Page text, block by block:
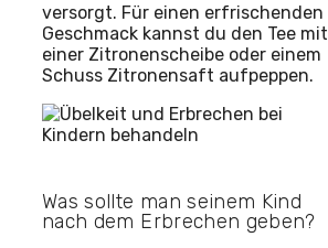
versorgt. Für einen erfrischenden
Geschmack kannst du den Tee mit
einer Zitronenscheibe oder einem
Schuss Zitronensaft aufpeppen.
Was sollte man seinem Kind
nach dem Erbrechen geben?